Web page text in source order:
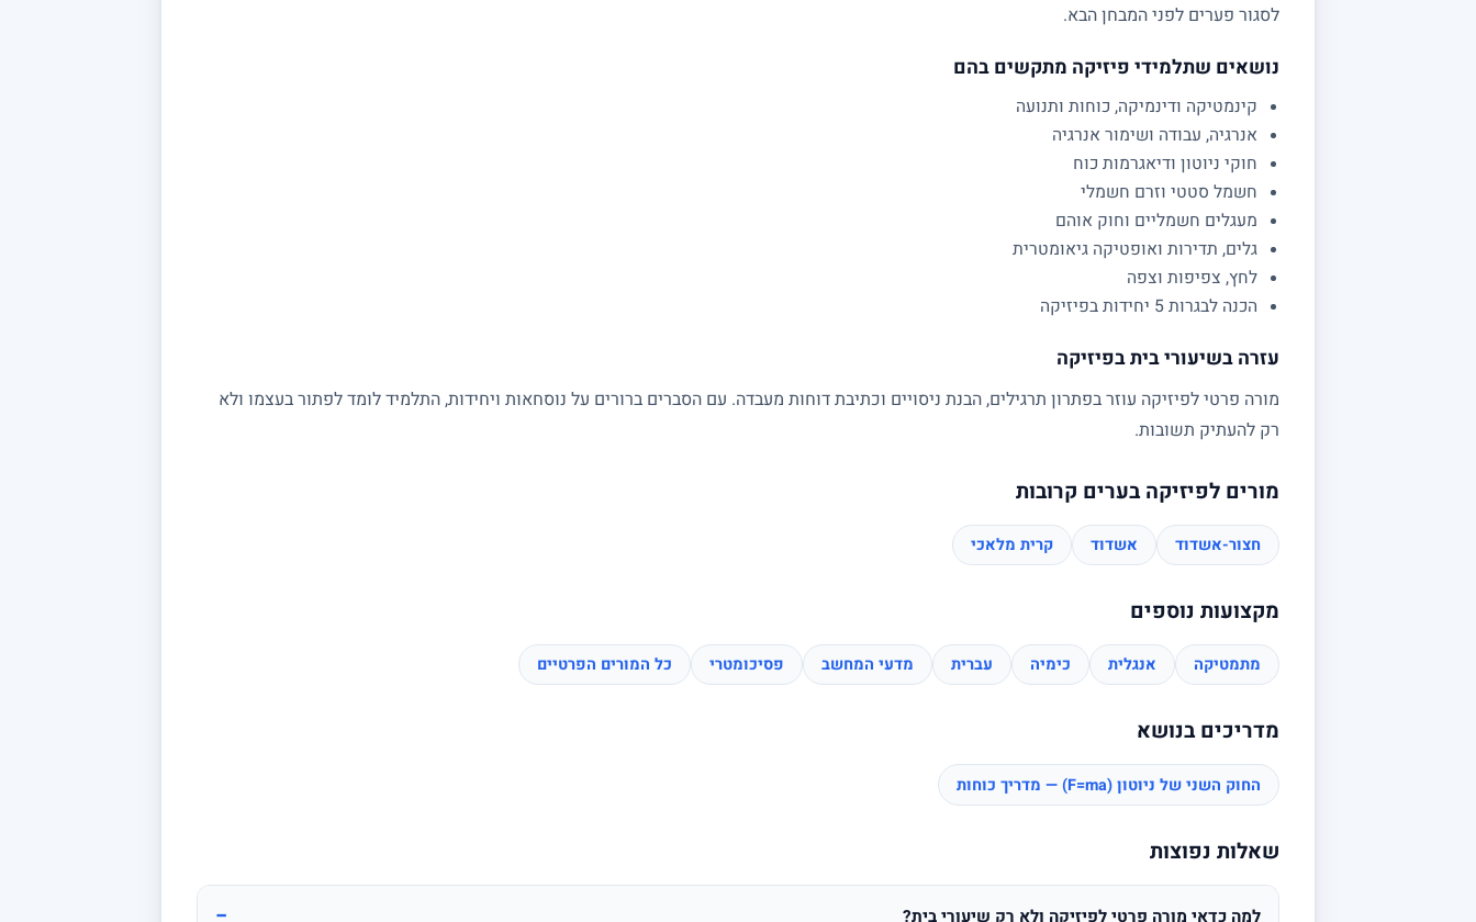
לסגור פערים לפני המבחן הבא.
נושאים שתלמידי פיזיקה מתקשים בהם
קינמטיקה ודינמיקה, כוחות ותנועה
אנרגיה, עבודה ושימור אנרגיה
חוקי ניוטון ודיאגרמות כוח
חשמל סטטי וזרם חשמלי
מעגלים חשמליים וחוק אוהם
גלים, תדירות ואופטיקה גיאומטרית
לחץ, צפיפות וצפה
הכנה לבגרות 5 יחידות בפיזיקה
עזרה בשיעורי בית בפיזיקה
מורה פרטי לפיזיקה עוזר בפתרון תרגילים, הבנת ניסויים וכתיבת דוחות מעבדה. עם הסברים ברורים על נוסחאות ויחידות, התלמיד לומד לפתור בעצמו ולא
רק להעתיק תשובות.
מורים לפיזיקה בערים קרובות
חצור-אשדוד אשדוד קרית מלאכי
מקצועות נוספים
מתמטיקה אנגלית כימיה עברית מדעי המחשב פסיכומטרי כל המורים הפרטיים
מדריכים בנושא
החוק השני של ניוטון (F=ma) — מדריך כוחות
שאלות נפוצות
למה כדאי מורה פרטי לפיזיקה ולא רק שיעורי בית?